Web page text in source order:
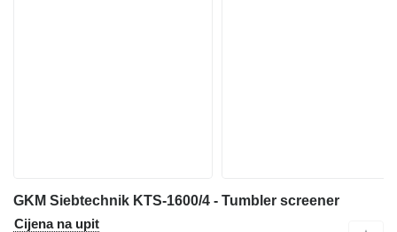
GKM Siebtechnik KTS-1600/4 - Tumbler screener
Cijena na upit